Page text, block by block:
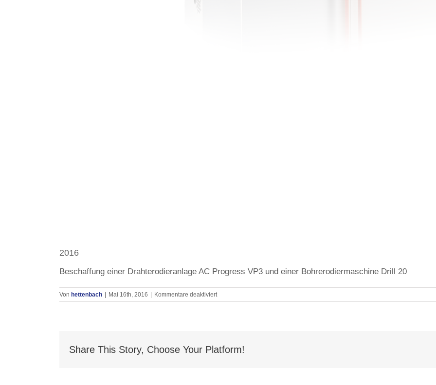
2016
Beschaffung einer Drahterodieranlage AC Progress VP3 und einer Bohrerodiermaschine Drill 20
Von hettenbach Mai 16th, 2016 Kommentare deaktiviertfür
2016
Share This Story, Choose Your Platform!